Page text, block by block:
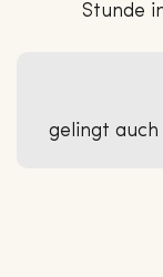
Stunde
gelingt auch